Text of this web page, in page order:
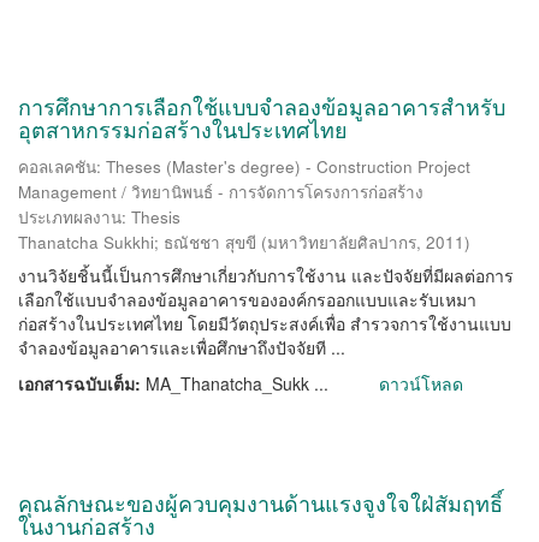
การศึกษาการเลือกใช้แบบจำลองข้อมูลอาคารสำหรับ
อุตสาหกรรมก่อสร้างในประเทศไทย
คอลเลคชัน: Theses (Master's degree) - Construction Project
Management / วิทยานิพนธ์ - การจัดการโครงการก่อสร้าง
ประเภทผลงาน: Thesis
Thanatcha Sukkhi; ธณัชชา สุขขี (มหาวิทยาลัยศิลปากร, 2011)
งานวิจัยชิ้นนี้เป็นการศึกษาเกี่ยวกับการใช้งาน และปัจจัยที่มีผลต่อการ
เลือกใช้แบบจำลองข้อมูลอาคารขององค์กรออกแบบและรับเหมา
ก่อสร้างในประเทศไทย โดยมีวัตถุประสงค์เพื่อ สำรวจการใช้งานแบบ
จำลองข้อมูลอาคารและเพื่อศึกษาถึงปัจจัยที ...
เอกสารฉบับเต็ม: MA_Thanatcha_Sukk ... ดาวน์โหลด
คุณลักษณะของผู้ควบคุมงานด้านแรงจูงใจใฝ่สัมฤทธิ์
ในงานก่อสร้าง